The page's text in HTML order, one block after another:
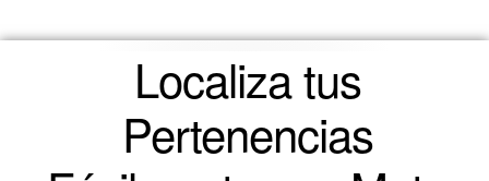
Localiza tus
Pertenencias